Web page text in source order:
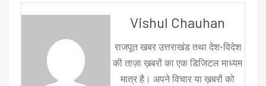
Vishul Chauhan
राजपूत खबर उत्तराखंड तथा देश-विदेश
की ताज़ा ख़बरों का एक डिजिटल माध्यम
मात्र है। अपने विचार या ख़बरों को